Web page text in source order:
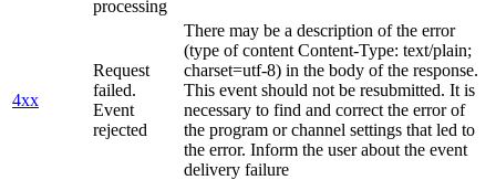
processing
4xx
Request
failed.
Event
rejected
There may be a description of the error
(type of content Content-Type: text/plain;
charset=utf-8) in the body of the response.
This event should not be resubmitted. It is
necessary to find and correct the error of
the program or channel settings that led to
the error. Inform the user about the event
delivery failure